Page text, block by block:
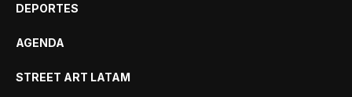
DEPORTES
AGENDA
STREET ART LATAM